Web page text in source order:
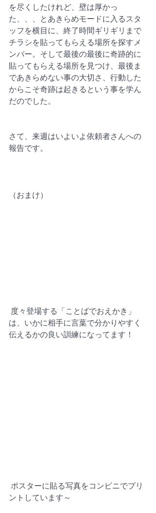
を尽くしたけれど、壁は厚かっ
た、、、とあきらめモードに入るスタ
ッフを横目に、終了時間ギリギリまで
チラシを貼ってもらえる場所を探すメ
ンバー。そして最後の最後に奇跡的に
貼ってもらえる場所を見つけ、最後ま
であきらめない事の大切さ、行動した
からこそ奇跡は起きるという事を学ん
だのでした。
さて、来週はいよいよ依頼者さんへの
報告です。
（おまけ）
は、いかに相手に言葉で分かりやすく
伝えるかの良い訓練になってます！
ントしています～